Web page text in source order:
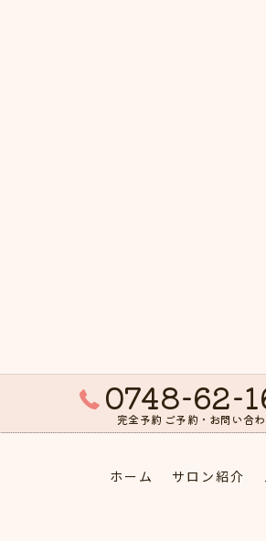
0748-62-
完全予約 ご予約・お問い合
ホーム サロン紹介